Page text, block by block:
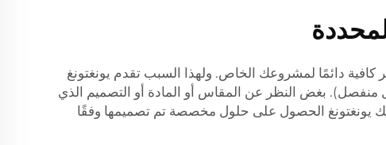
كافية دائمًا لمشروعك الخاص. ولهذا السبب تقدم يونغتونغ
بغض النظر عن المقاس أو المادة أو التصميم الذي
يونغتونغ الحصول على حلول مخصصة تم تصميمها وفقًا